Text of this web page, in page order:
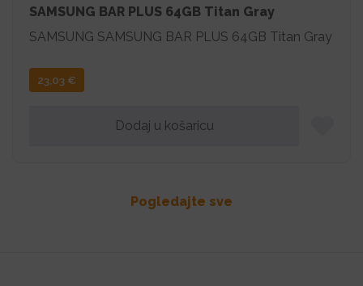
SAMSUNG BAR PLUS 64GB Titan Gray
SAMSUNG SAMSUNG BAR PLUS 64GB Titan Gray
23,03 €
Dodaj u košaricu
Pogledajte sve